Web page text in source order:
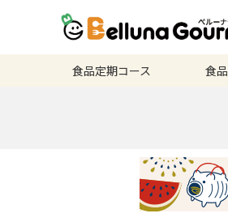
食品定期コース 食品